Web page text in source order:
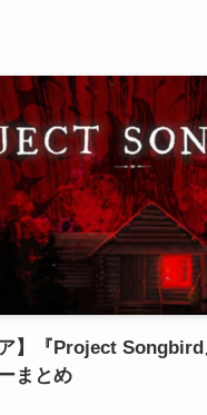
ア】『Project
まとめ